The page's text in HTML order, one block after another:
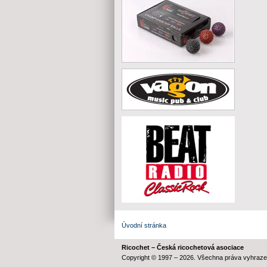
Úvodní stránka
Ricochet – Česká ricochetová asociace
Copyright © 1997 – 2026. Všechna práva